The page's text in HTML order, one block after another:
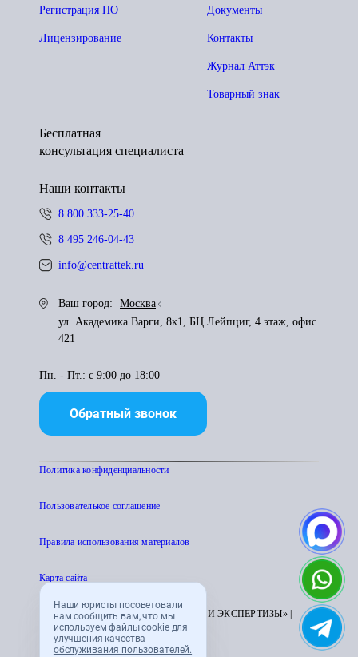
Наши юристы посоветовали
нам сообщить вам, что мы
используем файлы cookie для
улучшения качества
обслуживания пользователей.
Документы
Контакты
Журнал Аттэк
Товарный знак
Регистрация ПО
Лицензирование
Бесплатная
консультация специалиста
Наши контакты
8 800 333-25-40
8 495 246-04-43
info@centrattek.ru
Ваш город:
Москва
ул. Академика Варги, 8к1, БЦ Лейпциг, 4 этаж, офис
421
Пн. - Пт.: с 9:00 до 18:00
Обратный звонок
Политика конфиденциальности
Пользователькое соглашение
Правила использования материалов
Карта сайта
© 1995 - 2026 «ЦЕНТР АТТЕСТАЦИИ И ЭКСПЕРТИЗЫ» |
CENTRATTEK.RU